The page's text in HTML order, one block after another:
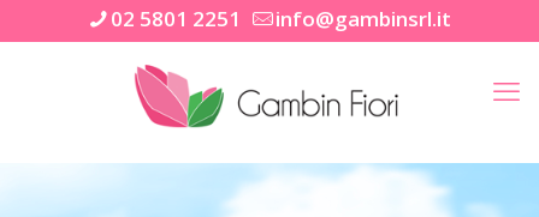
02 5801 2251 info@gambinsrl.it